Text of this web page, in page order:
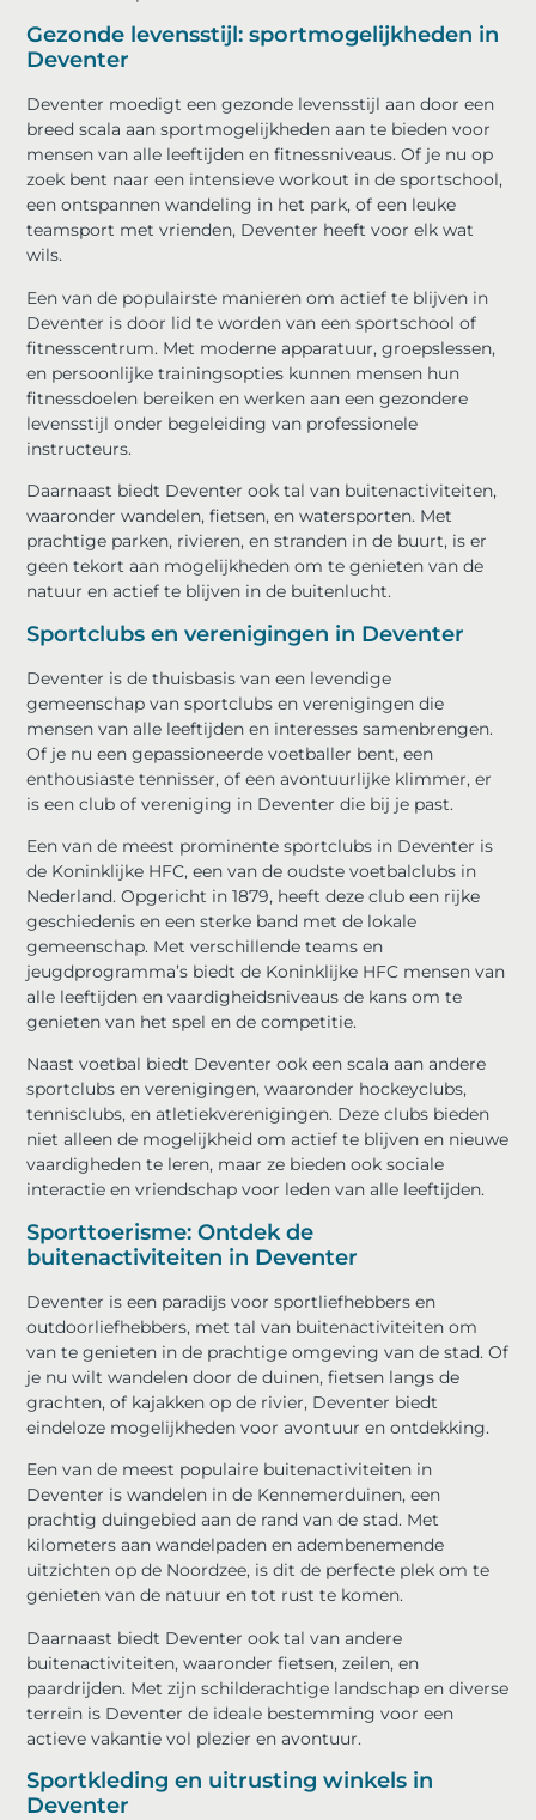
Gezonde levensstijl: sportmogelijkheden in
Deventer
Deventer moedigt een gezonde levensstijl aan door een
breed scala aan sportmogelijkheden aan te bieden voor
mensen van alle leeftijden en fitnessniveaus. Of je nu op
zoek bent naar een intensieve workout in de sportschool,
een ontspannen wandeling in het park, of een leuke
teamsport met vrienden, Deventer heeft voor elk wat
wils.
Een van de populairste manieren om actief te blijven in
Deventer is door lid te worden van een sportschool of
fitnesscentrum. Met moderne apparatuur, groepslessen,
en persoonlijke trainingsopties kunnen mensen hun
fitnessdoelen bereiken en werken aan een gezondere
levensstijl onder begeleiding van professionele
instructeurs.
Daarnaast biedt Deventer ook tal van buitenactiviteiten,
waaronder wandelen, fietsen, en watersporten. Met
prachtige parken, rivieren, en stranden in de buurt, is er
geen tekort aan mogelijkheden om te genieten van de
natuur en actief te blijven in de buitenlucht.
Sportclubs en verenigingen in Deventer
Deventer is de thuisbasis van een levendige
gemeenschap van sportclubs en verenigingen die
mensen van alle leeftijden en interesses samenbrengen.
Of je nu een gepassioneerde voetballer bent, een
enthousiaste tennisser, of een avontuurlijke klimmer, er
is een club of vereniging in Deventer die bij je past.
Een van de meest prominente sportclubs in Deventer is
de Koninklijke HFC, een van de oudste voetbalclubs in
Nederland. Opgericht in 1879, heeft deze club een rijke
geschiedenis en een sterke band met de lokale
gemeenschap. Met verschillende teams en
jeugdprogramma’s biedt de Koninklijke HFC mensen van
alle leeftijden en vaardigheidsniveaus de kans om te
genieten van het spel en de competitie.
Naast voetbal biedt Deventer ook een scala aan andere
sportclubs en verenigingen, waaronder hockeyclubs,
tennisclubs, en atletiekverenigingen. Deze clubs bieden
niet alleen de mogelijkheid om actief te blijven en nieuwe
vaardigheden te leren, maar ze bieden ook sociale
interactie en vriendschap voor leden van alle leeftijden.
Sporttoerisme: Ontdek de
buitenactiviteiten in Deventer
Deventer is een paradijs voor sportliefhebbers en
outdoorliefhebbers, met tal van buitenactiviteiten om
van te genieten in de prachtige omgeving van de stad. Of
je nu wilt wandelen door de duinen, fietsen langs de
grachten, of kajakken op de rivier, Deventer biedt
eindeloze mogelijkheden voor avontuur en ontdekking.
Een van de meest populaire buitenactiviteiten in
Deventer is wandelen in de Kennemerduinen, een
prachtig duingebied aan de rand van de stad. Met
kilometers aan wandelpaden en adembenemende
uitzichten op de Noordzee, is dit de perfecte plek om te
genieten van de natuur en tot rust te komen.
Daarnaast biedt Deventer ook tal van andere
buitenactiviteiten, waaronder fietsen, zeilen, en
paardrijden. Met zijn schilderachtige landschap en diverse
terrein is Deventer de ideale bestemming voor een
actieve vakantie vol plezier en avontuur.
Sportkleding en uitrusting winkels in
Deventer